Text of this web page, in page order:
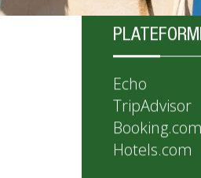
NOTES
Echo
TripAdvisor
Hotels.com